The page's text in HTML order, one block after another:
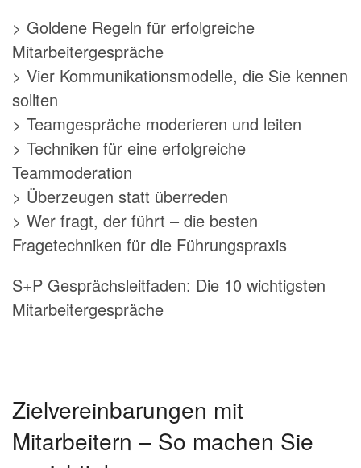
> Goldene Regeln für erfolgreiche
Mitarbeitergespräche
> Vier Kommunikationsmodelle, die Sie kennen
sollten
> Teamgespräche moderieren und leiten
> Techniken für eine erfolgreiche
Teammoderation
> Überzeugen statt überreden
> Wer fragt, der führt – die besten
Fragetechniken für die Führungspraxis
S+P Gesprächsleitfaden: Die 10 wichtigsten
Mitarbeitergespräche
Zielvereinbarungen mit
Mitarbeitern – So machen Sie